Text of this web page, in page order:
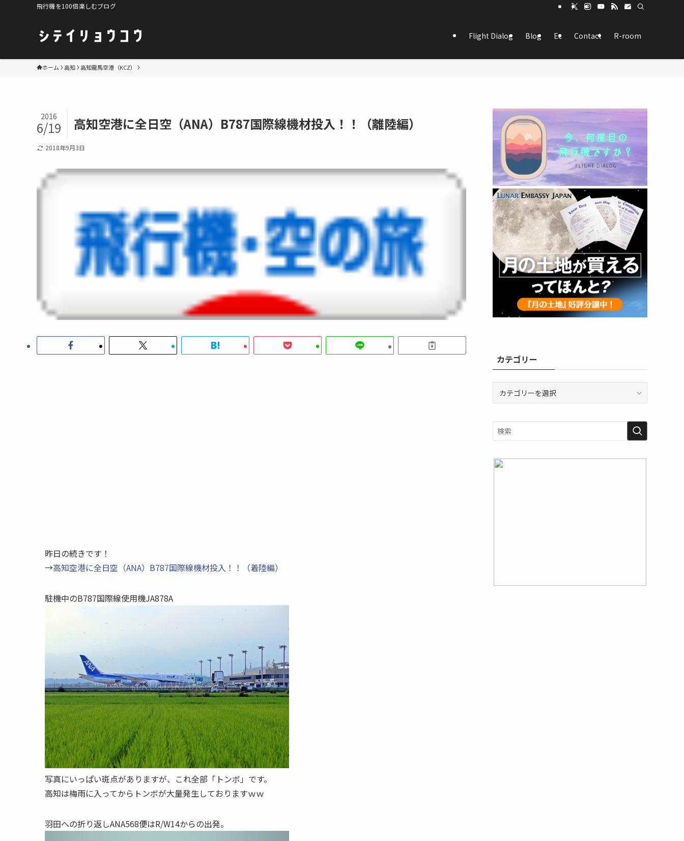
飛行機を100倍楽しむブログ
Flight Dialog Blog Ec Contact R-room
ホーム 高知 高知龍馬空港（KCZ）
高知空港に全日空（ANA）B787国際線機材投入！！（離陸編）
2016
6/19
2018年9月3日
昨日の続きです！
→高知空港に全日空（ANA）B787国際線機材投入！！（着陸編）
駐機中のB787国際線使用機JA878A
写真にいっぱい斑点がありますが、これ全部「トンボ」です。
高知は梅雨に入ってからトンボが大量発生しておりますｗｗ
羽田への折り返しANA568便はR/W14からの出発。
カテゴリー
リ
ー